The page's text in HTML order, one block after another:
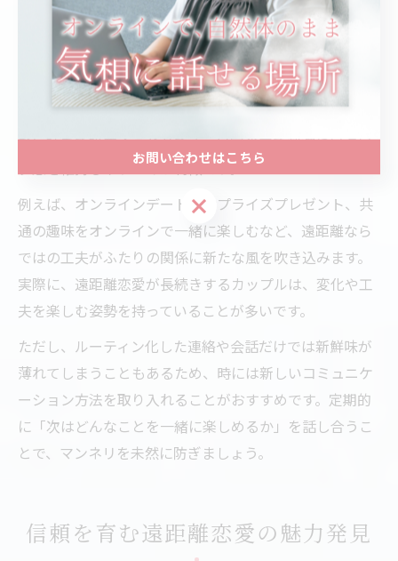
遠距離恋愛とマンネリ回避の関係性を考察
遠距離恋愛は、マンネリ化を回避しやすいというメリッ
トもあります。会う頻度が限られるため、その都度新鮮
な気持ちで接することができ、日常の中で刺激やワクワ
ク感を維持しやすいのが特徴です。
例えば、オンラインデートやサプライズプレゼント、共
通の趣味をオンラインで一緒に楽しむなど、遠距離なら
ではの工夫がふたりの関係に新たな風を吹き込みます。
実際に、遠距離恋愛が長続きするカップルは、変化や工
夫を楽しむ姿勢を持っていることが多いです。
ただし、ルーティン化した連絡や会話だけでは新鮮味が
薄れてしまうこともあるため、時には新しいコミュニケ
ーション方法を取り入れることがおすすめです。定期的
に「次はどんなことを一緒に楽しめるか」を話し合うこ
とで、マンネリを未然に防ぎましょう。
信頼を育む遠距離恋愛の魅力発見
お問い合わせはこちら
お問い合わせはこちら